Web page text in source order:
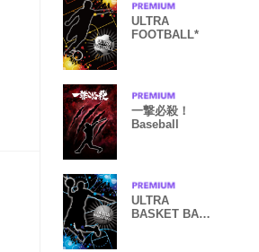
ULTRA
FOOTBALL*
一撃必殺！
Baseball
ULTRA
BASKET BALL